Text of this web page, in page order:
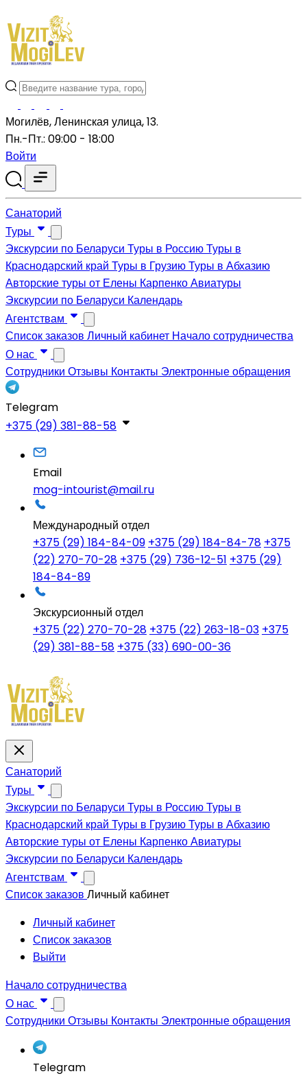
Могилёв, Ленинская улица, 13.
Пн.-Пт.: 09:00 - 18:00
Войти
Санаторий
Туры
Экскурсии по Беларуси Туры в РоссиюТуры в
Краснодарский край Туры в ГрузиюТуры в Абхазию
Авторские туры от Елены КарпенкоАвиатуры
Экскурсии по Беларуси Календарь
Агентствам
Список заказов Личный кабинет Начало сотрудничества
О нас
Сотрудники Отзывы Контакты Электронные обращения
Telegram
+375 (29) 381-88-58
Email
mog-intourist@mail.ru
Международный отдел
+375 (29) 184-84-09 +375 (29) 184-84-78 +375
(22) 270-70-28 +375 (29) 736-12-51 +375 (29)
184-84-89
Экскурсионный отдел
+375 (22) 270-70-28 +375 (22) 263-18-03 +375
(29) 381-88-58 +375 (33) 690-00-36
Санаторий
Туры
Экскурсии по Беларуси Туры в РоссиюТуры в
Краснодарский край Туры в ГрузиюТуры в Абхазию
Авторские туры от Елены КарпенкоАвиатуры
Экскурсии по Беларуси Календарь
Агентствам
Список заказов Личный кабинет
Личный кабинет
Список заказов
Выйти
Начало сотрудничества
О нас
Сотрудники Отзывы Контакты Электронные обращения
Telegram